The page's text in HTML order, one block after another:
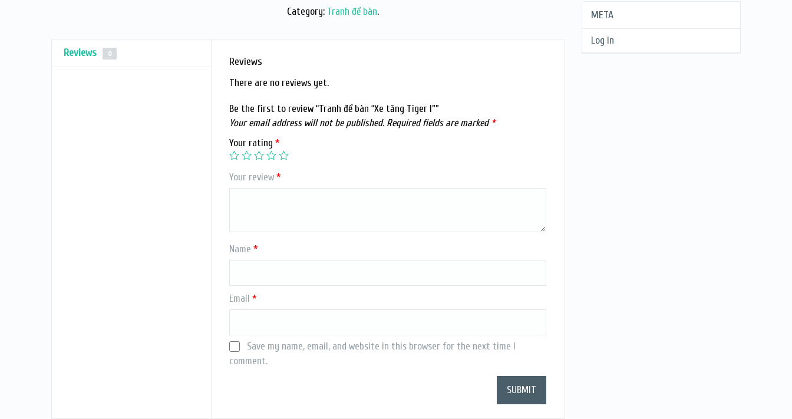
Category: Tranh để bàn.
Reviews 0
Reviews
There are no reviews yet.
Be the first to review “Tranh để bàn “Xe tăng Tiger I””
Your email address will not be published. Required fields are marked *
Your rating*
Your review*
Name*
Email*
Save my name, email, and website in this browser for the next time I
comment.
META
Log in